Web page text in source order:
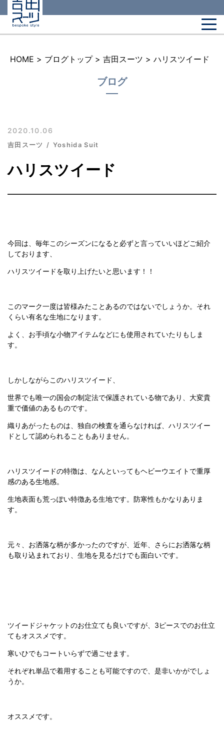
HOME > ブログトップ > 吉田スーツ > ハリスツイード
ブログ
2020.10.06
吉田スーツ Yoshida Suit
ハリスツイード
今回は、毎年このシーズンになると必ずと言っていいほどご紹介
しております、
ハリスツイードを取り上げたいと思います！！
このマーク一度は皆様みたことあるのではないでしょうか。それ
くらい有名な生地になります。
よく、お手頃な小物アイテムなどにも使用されていたりもしま
す。
しかしながらこのハリスツイード、
世界でも唯一の国会の制定法で保護されている物であり、大変貴
重で価値のあるものです。
織りあがったものは、独自の検査を通らなければ、ハリスツイー
ドとして認められることもありません。
ハリスツイードの特徴は、なんといってもヘビーウエイトで重厚
感のある生地感。
生地表面も荒っぽい特徴ある生地です。防寒性もかなりありま
す。
元々、お洒落な柄が多かったのですが、近年、さらにお洒落な柄
も取り込まれており、生地を見るだけでも面白いです。
ツイードジャケットのお仕立ても良いですが、3ピースでのお仕立
てもオススメです。
寒いひでもコートいらずで過ごせます。
それぞれ単品で着用することも可能ですので、是非いかがでしょ
うか。
オススメです。